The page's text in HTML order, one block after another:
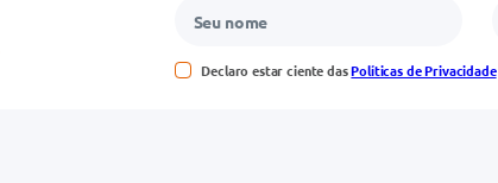
Declaro estar ciente dasPolíticas de Privacidade